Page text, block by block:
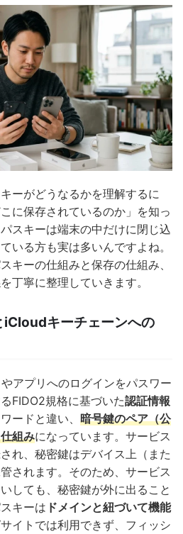
ーがどうなるかを理解するに
に保存されているのか」を知っ
スキーは端末の中だけに閉じ込
いる方も実は多いんですよね。
キーの仕組みと保存の仕組み、
丁寧に整理していきます。
iCloudキーチェーンへの
アプリへのログインをパスワー
FIDO2規格に基づいた認証情報
ードと違い、 暗号鍵のペア（公
組みになっています。サービス
れ、秘密鍵はデバイス上（また
されます。そのため、サービス
しても、秘密鍵が外に出ること
キーは ドメインと紐づいて機能
イトでは利用できず、フィッシ